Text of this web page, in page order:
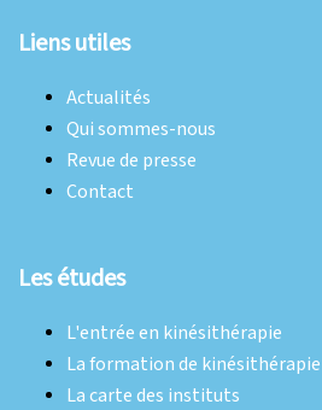
Liens utiles
Actualités
Qui sommes-nous
Revue de presse
Contact
Les études
L'entrée en kinésithérapie
La formation de kinésithérapie
La carte des instituts